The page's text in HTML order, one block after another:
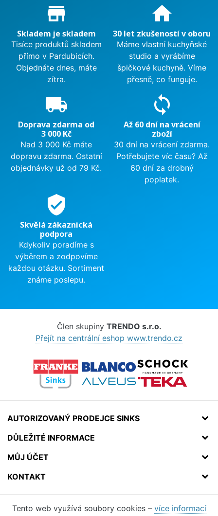
Proč nakupovat u nás?
store_mall_directory
Skladem je skladem
Tisíce produktů skladem
přímo v Pardubicích.
Objednáte dnes, máte
zítra.
home
30 let zkušeností v oboru
Máme vlastní kuchyňské
studio a vyrábíme
špičkové kuchyně. Víme
přesně, co funguje.
local_shipping
Doprava zdarma od
3 000 Kč
Nad 3 000 Kč máte
dopravu zdarma. Ostatní
objednávky už od 79 Kč.
sync
Až 60 dní na vrácení
zboží
30 dní na vrácení zdarma.
Potřebujete víc času? Až
60 dní za drobný
poplatek.
verified_user
Skvělá zákaznická
podpora
Kdykoliv poradíme s
výběrem a zodpovíme
každou otázku. Sortiment
známe poslepu.
Člen skupiny TRENDO s.r.o.
Přejít na centrální eshop www.trendo.cz
AUTORIZOVANÝ PRODEJCE SINKS
DŮLEŽITÉ INFORMACE
MŮJ ÚČET
KONTAKT
Tento web využívá soubory cookies – více informací